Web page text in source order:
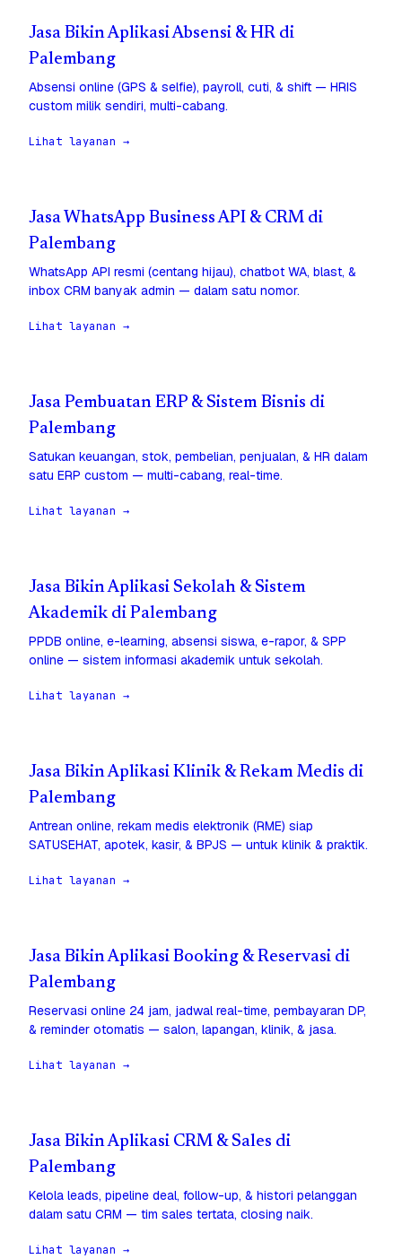
Jasa Bikin Aplikasi Absensi & HR di
Palembang
Absensi online (GPS & selfie), payroll, cuti, & shift — HRIS
custom milik sendiri, multi-cabang.
Lihat layanan →
Jasa WhatsApp Business API & CRM di
Palembang
WhatsApp API resmi (centang hijau), chatbot WA, blast, &
inbox CRM banyak admin — dalam satu nomor.
Lihat layanan →
Jasa Pembuatan ERP & Sistem Bisnis di
Palembang
Satukan keuangan, stok, pembelian, penjualan, & HR dalam
satu ERP custom — multi-cabang, real-time.
Lihat layanan →
Jasa Bikin Aplikasi Sekolah & Sistem
Akademik di Palembang
PPDB online, e-learning, absensi siswa, e-rapor, & SPP
online — sistem informasi akademik untuk sekolah.
Lihat layanan →
Jasa Bikin Aplikasi Klinik & Rekam Medis di
Palembang
Antrean online, rekam medis elektronik (RME) siap
SATUSEHAT, apotek, kasir, & BPJS — untuk klinik & praktik.
Lihat layanan →
Jasa Bikin Aplikasi Booking & Reservasi di
Palembang
Reservasi online 24 jam, jadwal real-time, pembayaran DP,
& reminder otomatis — salon, lapangan, klinik, & jasa.
Lihat layanan →
Jasa Bikin Aplikasi CRM & Sales di
Palembang
Kelola leads, pipeline deal, follow-up, & histori pelanggan
dalam satu CRM — tim sales tertata, closing naik.
Lihat layanan →